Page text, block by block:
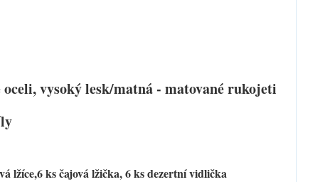
i, vysoký lesk/matná - matované rukojeti
lžíce,6 ks čajová lžička, 6 ks dezertní vidlička